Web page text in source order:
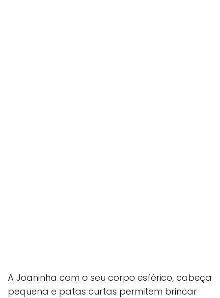
A Joaninha com o seu corpo esférico, cabeça
pequena e patas curtas permitem brincar